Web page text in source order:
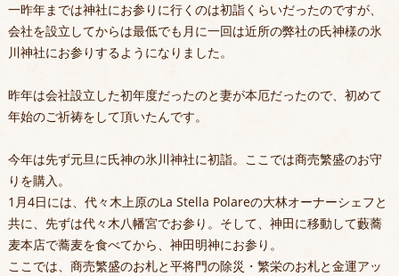
一昨年までは神社にお参りに行くのは初詣くらいだったのですが、
会社を設立してからは最低でも月に一回は近所の弊社の氏神様の氷
川神社にお参りするようになりました。
昨年は会社設立した初年度だったのと妻が本厄だったので、初めて
年始のご祈祷をして頂いたんです。
今年は先ず元旦に氏神の氷川神社に初詣。ここでは商売繁盛のお守
りを購入。
1月4日には、代々木上原のLa Stella Polareの大林オーナーシェフと
共に、先ずは代々木八幡宮でお参り。そして、神田に移動して藪蕎
麦本店で蕎麦を食べてから、神田明神にお参り。
ここでは、商売繁盛のお札と平将門の除災・繁栄のお札と金運アッ